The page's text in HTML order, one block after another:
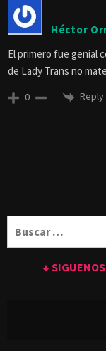
Héctor
El primero fue genial
de Lady Trans no
0 Reply
↓